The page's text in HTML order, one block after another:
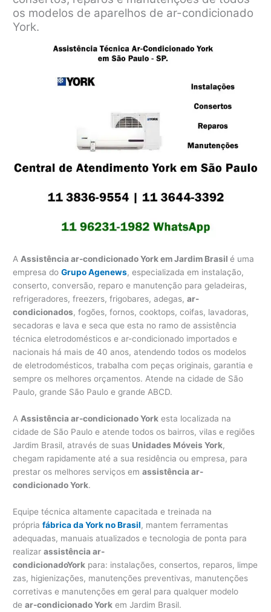
os modelos de aparelhos de ar-condicionado
York.
A Assistência ar-condicionado York em Jardim Brasilé uma
empresa doGrupo Agenews, especializada em instalação,
conserto, conversão, reparo e manutenção para geladeiras,
refrigeradores, freezers, frigobares, adegas,ar-
condicionados, fogões, fornos, cooktops, coifas, lavadoras,
secadoras e lava e seca que esta no ramo de assistência
técnica eletrodomésticos e ar-condicionado importados e
nacionais há mais de 40 anos, atendendo todos os modelos
de eletrodomésticos, trabalha com peças originais, garantia e
sempre os melhores orçamentos. Atende na cidade de São
Paulo, grande São Paulo e grande ABCD.
A Assistência ar-condicionado York esta localizada na
cidade de São Paulo e atende todos os bairros, vilas e regiões
Jardim Brasil, através de suas Unidades Móveis York,
chegam rapidamente até a sua residência ou empresa, para
prestar os melhores serviços emassistência ar-
condicionado York.
Equipe técnica altamente capacitada e treinada na
própriafábrica da York no Brasil, mantem ferramentas
adequadas, manuais atualizados e tecnologia de ponta para
realizarassistência ar-
condicionadoYork para: instalações, consertos, reparos, limpe
zas, higienizações, manutenções preventivas, manutenções
corretivas e manutenções em geral para qualquer modelo
dear-condicionado York em Jardim Brasil.